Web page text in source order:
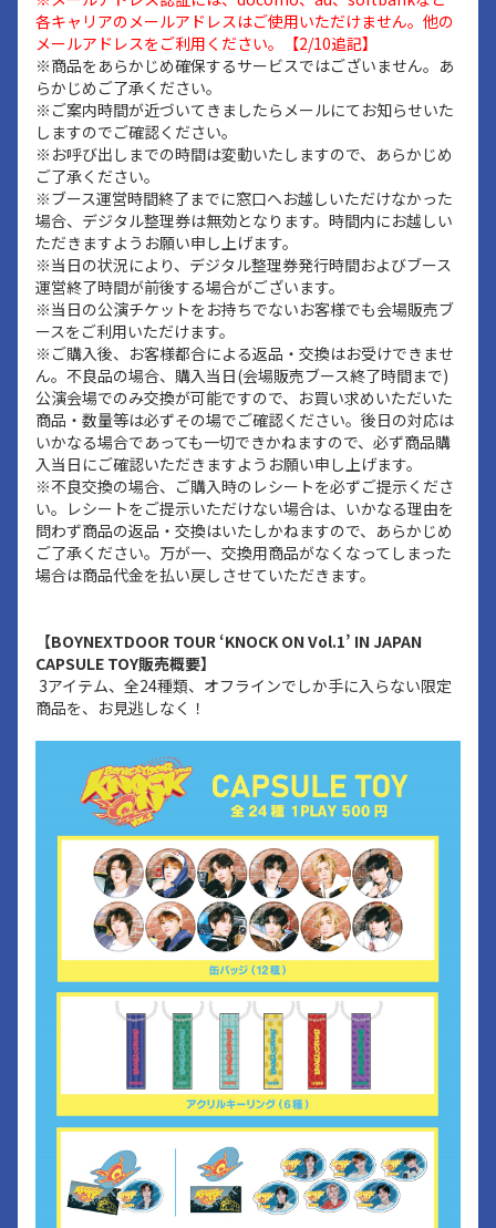
各キャリアのメールアドレスはご使用いただけません。他の
メールアドレスをご利用ください。【2/10追記】
※商品をあらかじめ確保するサービスではございません。あ
らかじめご了承ください。
※ご案内時間が近づいてきましたらメールにてお知らせいた
しますのでご確認ください。
※お呼び出しまでの時間は変動いたしますので、あらかじめ
ご了承ください。
※ブース運営時間終了までに窓口へお越しいただけなかった
場合、デジタル整理券は無効となります。時間内にお越しい
ただきますようお願い申し上げます。
※当日の状況により、デジタル整理券発行時間およびブース
運営終了時間が前後する場合がございます。
※当日の公演チケットをお持ちでないお客様でも会場販売ブ
ースをご利用いただけます。
※ご購入後、お客様都合による返品・交換はお受けできませ
ん。不良品の場合、購入当日(会場販売ブース終了時間まで)
公演会場でのみ交換が可能ですので、お買い求めいただいた
商品・数量等は必ずその場でご確認ください。後日の対応は
いかなる場合であっても一切できかねますので、必ず商品購
入当日にご確認いただきますようお願い申し上げます。
※不良交換の場合、ご購入時のレシートを必ずご提示くださ
い。レシートをご提示いただけない場合は、いかなる理由を
問わず商品の返品・交換はいたしかねますので、あらかじめ
ご了承ください。万が一、交換用商品がなくなってしまった
場合は商品代金を払い戻しさせていただきます。
【BOYNEXTDOOR TOUR ‘KNOCK ON Vol.1’ IN JAPAN
CAPSULE TOY販売概要】
3アイテム、全24種類、オフラインでしか手に入らない限定
商品を、お見逃しなく！